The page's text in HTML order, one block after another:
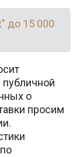
до 15 000
публичной
о
просим